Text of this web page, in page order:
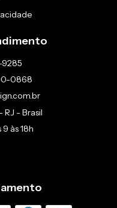
9285
0868
RJ - Brasil
às 18h